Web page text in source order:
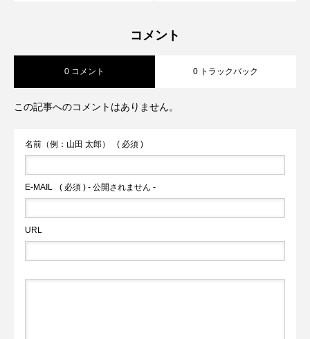
コメント
0 コメント 0 トラックバック
この記事へのコメントはありません。
名前（例：山田 太郎） ( 必須 )
E-MAIL ( 必須 ) - 公開されません -
URL